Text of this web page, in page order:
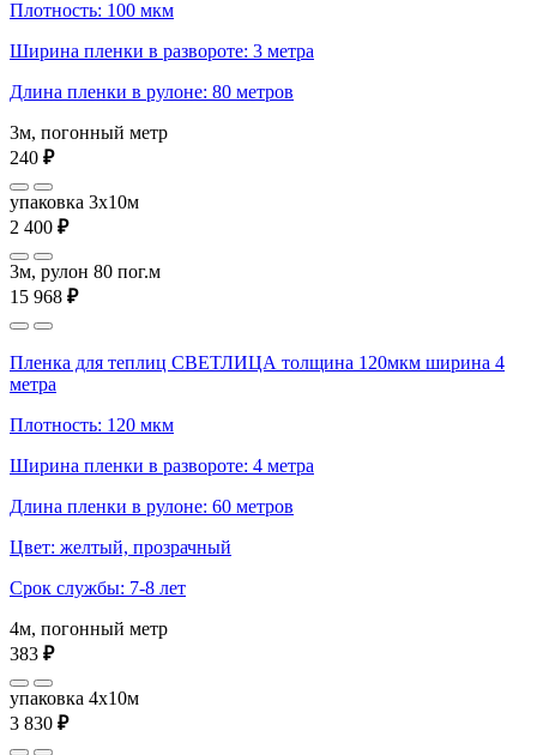
Плотность: 100 мкм
Ширина пленки в развороте: 3 метра
Длина пленки в рулоне: 80 метров
3м, погонный метр
240 ₽
упаковка 3x10м
2 400 ₽
3м, рулон 80 пог.м
15 968 ₽
Пленка для теплиц СВЕТЛИЦА толщина 120мкм ширина 4
метра
Плотность: 120 мкм
Ширина пленки в развороте: 4 метра
Длина пленки в рулоне: 60 метров
Цвет: желтый, прозрачный
Срок службы: 7-8 лет
4м, погонный метр
383 ₽
упаковка 4x10м
3 830 ₽